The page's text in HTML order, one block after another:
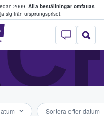
2009. Alla beställningar omfattas
sig från ursprungspriset.
StubHub – där
Sortera efter datum